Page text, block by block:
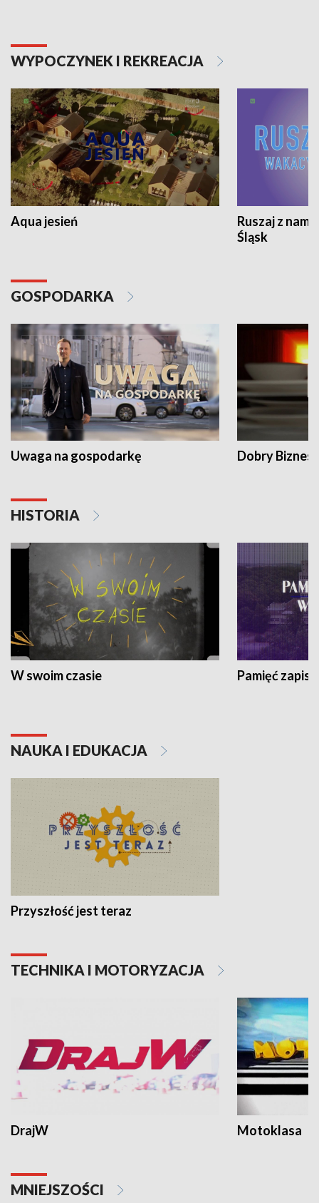
WYPOCZYNEK I REKREACJA
Aqua jesień
Ruszaj z
Śląsk
GOSPODARKA
Uwaga na gospodarkę Dobry Biznes
HISTORIA
W swoim czasie Pamięć
NAUKA I EDUKACJA
Przyszłość jest teraz
TECHNIKA I MOTORYZACJA
DrajW Motoklasa
MNIEJSZOŚCI